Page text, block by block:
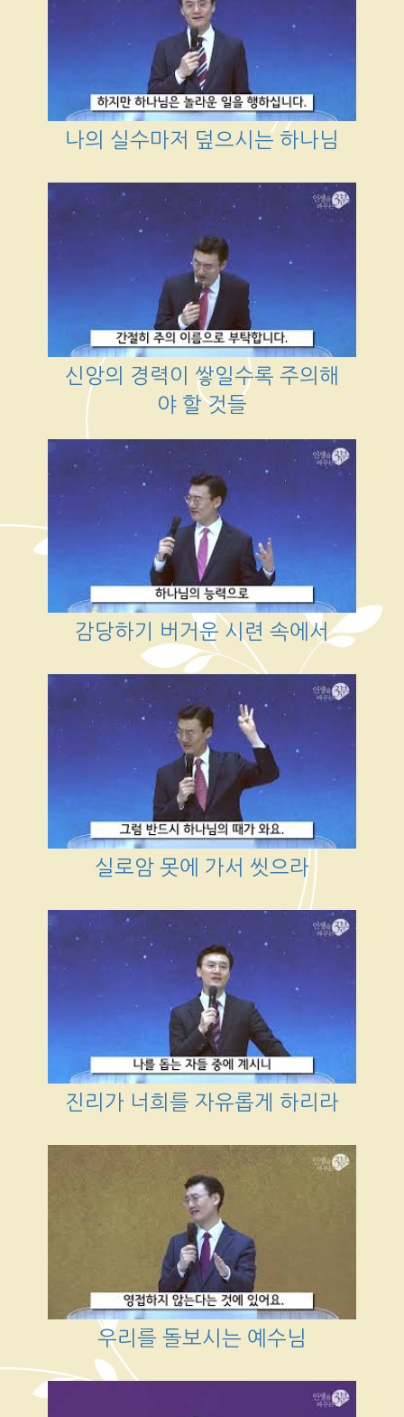
나의 실수마저 덮으시는 하나님
신앙의 경력이 쌓일수록 주의해
야 할 것들
감당하기 버거운 시련 속에서
실로암 못에 가서 씻으라
진리가 너희를 자유롭게 하리라
우리를 돌보시는 예수님